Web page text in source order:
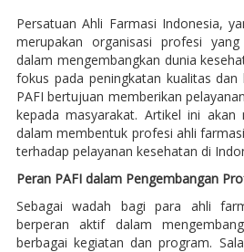
Persatuan Ahli Farmasi Indonesia,
merupakan organisasi profesi
dalam mengembangkan dunia
fokus pada peningkatan kualitas
PAFI bertujuan memberikan
kepada masyarakat. Artikel ini akan
dalam membentuk profesi ahli
terhadap pelayanan kesehatan di
Peran PAFI dalam Pengembangan
Sebagai wadah bagi para ahli
berperan aktif dalam
berbagai kegiatan dan program.